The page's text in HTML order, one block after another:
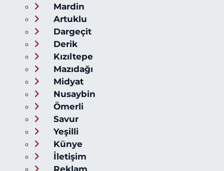
Mardin
Artuklu
Dargeçit
Derik
Kızıltepe
Mazıdağı
Midyat
Nusaybin
Ömerli
Savur
Yeşilli
Künye
İletişim
Reklam